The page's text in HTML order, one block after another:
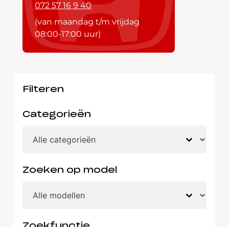
072 57 16 9 40
(van maandag t/m vrijdag
08:00-17:00 uur)
Filteren
Categorieën
Zoeken op model